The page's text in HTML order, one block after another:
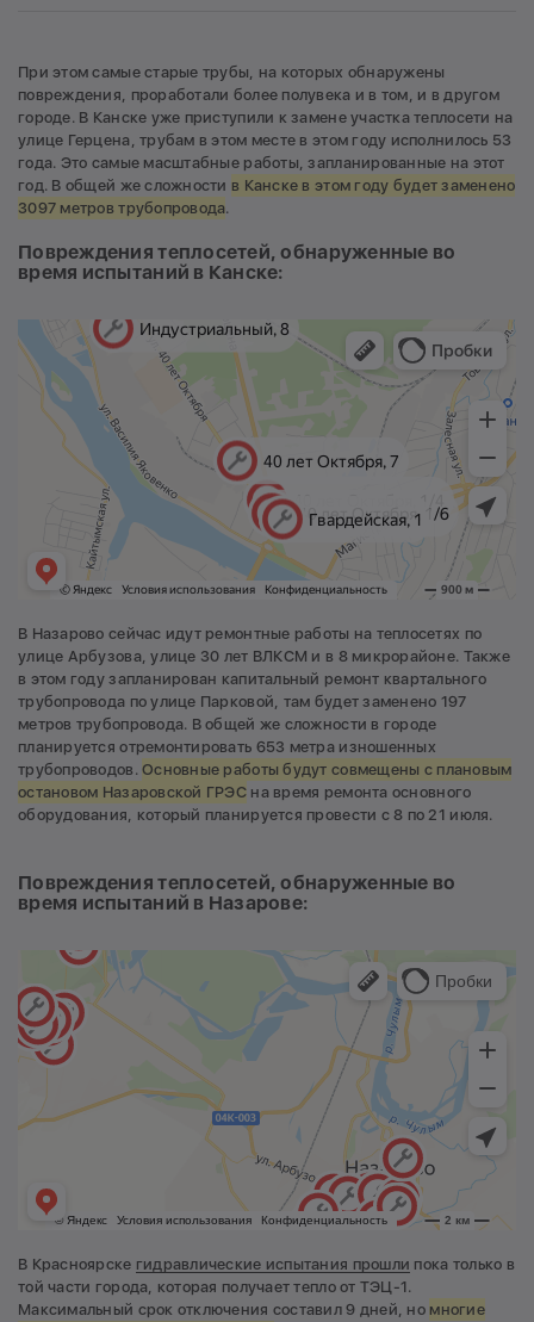
При этом самые старые трубы, на которых обнаружены
повреждения, проработали более полувека и в том, и в другом
городе. В Канске уже приступили к замене участка теплосети на
улице Герцена, трубам в этом месте в этом году исполнилось 53
года. Это самые масштабные работы, запланированные на этот
год. В общей же сложности в Канске в этом году будет заменено
3097 метров трубопровода.
Повреждения теплосетей, обнаруженные во
время испытаний в Канске:
В Назарово сейчас идут ремонтные работы на теплосетях по
улице Арбузова, улице 30 лет ВЛКСМ и в 8 микрорайоне. Также
в этом году запланирован капитальный ремонт квартального
трубопровода по улице Парковой, там будет заменено 197
метров трубопровода. В общей же сложности в городе
планируется отремонтировать 653 метра изношенных
трубопроводов.Основные работы будут совмещены с плановым
остановом Назаровской ГРЭС на время ремонта основного
оборудования, который планируется провести с 8 по 21 июля.
Повреждения теплосетей, обнаруженные во
время испытаний в Назарове:
В Красноярске гидравлические испытания прошли пока только в
той части города, которая получает тепло от ТЭЦ-1.
Максимальный срок отключения составил 9 дней, но многие